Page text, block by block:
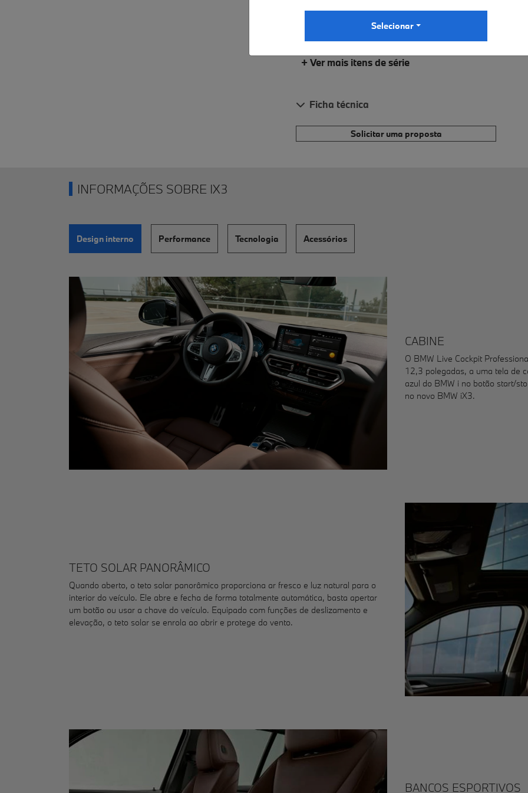
Teto de abrir panorâmico
BMW Live Cockpit Professional
+ Ver mais itens de série
Ficha técnica
Solicitar uma proposta
INFORMAÇÕES SOBRE IX3
Design interno Performance Tecnologia Acessórios
CABINE
O BMW Live Cockpit
12,3 polegadas, a uma tela de
azul do BMW i no botão start/
no novo BMW iX3.
TETO SOLAR PANORÂMICO
Quando aberto, o teto solar panorâmico proporciona ar fresco e luz natural para o
interior do veículo. Ele abre e fecha de forma totalmente automática, basta apertar
um botão ou usar a chave do veículo. Equipado com funções de deslizamento e
elevação, o teto solar se enrola ao abrir e protege do vento.
BANCOS ESPORTIVOS
Selecionar